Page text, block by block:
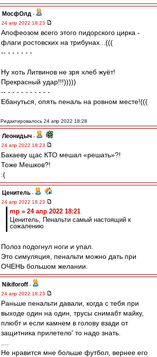
МосфОлд -
24 апр 2022 18:23
Апофеозом всего этого пидорского цирка -
флаги ростовских на трибунах...(((
-- - - - - - -
Ну хоть Литвинов не зря хлеб жуёт!
Прекрасный удар!!!)))))
-- - - - - - - - - - -
Ебануться, опять пеналь на ровном месте!(((
Редактировалось 24 апр 2022 18:28
Леонидыч -
24 апр 2022 18:23
Бакаеву щас КТО мешал «решать»?!
Тоже Мешков?!
:(
Ценитель -
24 апр 2022 18:23
mp » 24 апр 2022 18:21
Ценитель, Пенальти самый настоящий к
сожалению
Полоз подогнул ноги и упал.
Это симуляция, пенальти можно дать при
ОЧЕНЬ большом желании.
Nikiforoff -
24 апр 2022 18:23
Раньше пенальти давали, когда с тебя при
выходе один на один, трусы снимабт майку,
плюбт и если камнем в голову взади от
защитника прилетело' то надо знать.
Не нравится мне больше футбол, вернее его